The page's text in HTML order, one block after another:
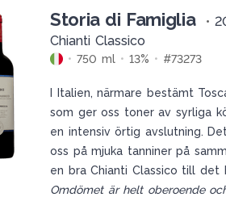
Storia di Famiglia •
Chianti Classico
750 ml 13% #73273
I Italien, närmare bestämt
som ger oss toner av syrliga
en intensiv örtig avslutning.
oss på mjuka tanniner på
en bra Chianti Classico till det
Omdömet är helt oberoende